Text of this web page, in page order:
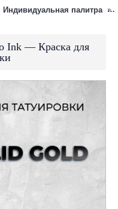
Индивидуальная палитра
Ink — Краска для